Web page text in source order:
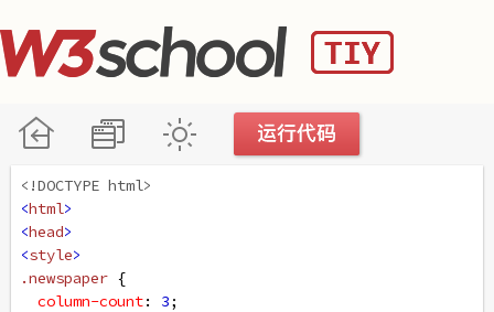
<!DOCTYPE html>
<html>
<head>
<style>
.newspaper {
column-count: 3;